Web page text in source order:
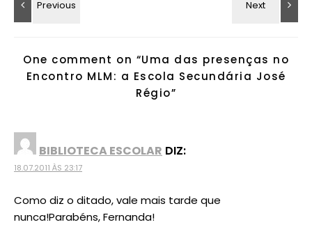
One comment on “Uma das presenças no
Encontro MLM: a Escola Secundária José
Régio”
BIBLIOTECA ESCOLAR DIZ:
18.07.2011 ÀS 23:17
Como diz o ditado, vale mais tarde que
nunca!Parabéns, Fernanda!